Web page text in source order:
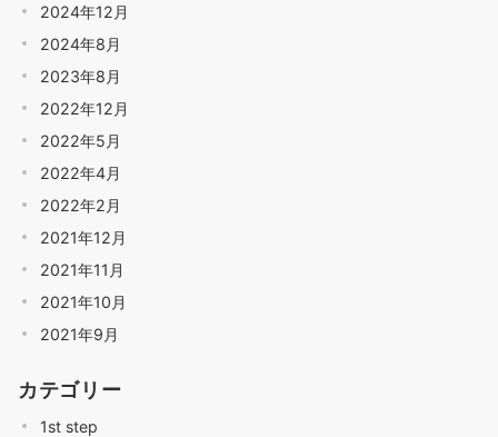
2024年12月
2024年8月
2023年8月
2022年12月
2022年5月
2022年4月
2022年2月
2021年12月
2021年11月
2021年10月
2021年9月
カテゴリー
1st step